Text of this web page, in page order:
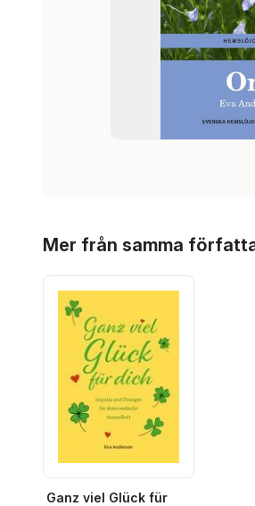
Mer från samma
Ganz viel Glück für